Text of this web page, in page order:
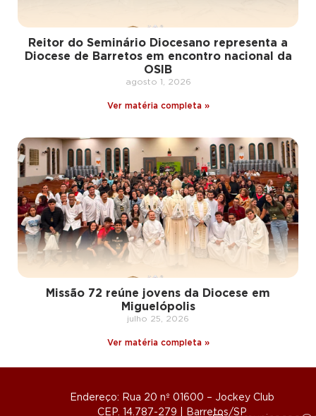
Reitor do Seminário Diocesano representa a
Diocese de Barretos em encontro nacional da
OSIB
agosto 1, 2026
Ver matéria completa »
Missão 72 reúne jovens da Diocese em
Miguelópolis
julho 25, 2026
Ver matéria completa »
Endereço: Rua 20 nº 01600 – Jockey Club
CEP. 14.787-279 | Barretos/SP